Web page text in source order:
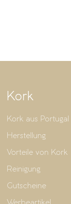
Kork
Kork aus Portugal
Herstellung
Vorteile von Kork
Reinigung
Gutscheine